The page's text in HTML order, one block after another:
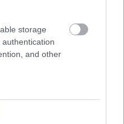
storage
and other